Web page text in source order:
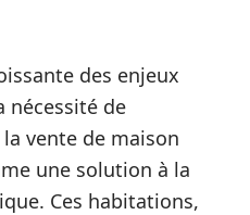
des enjeux
nécessité de
vente de maison
une solution à la
Ces habitations,